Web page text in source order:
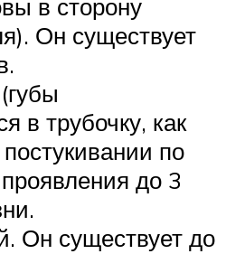
в сторону
Он существует
в трубочку, как
по
до 3
Он существует до